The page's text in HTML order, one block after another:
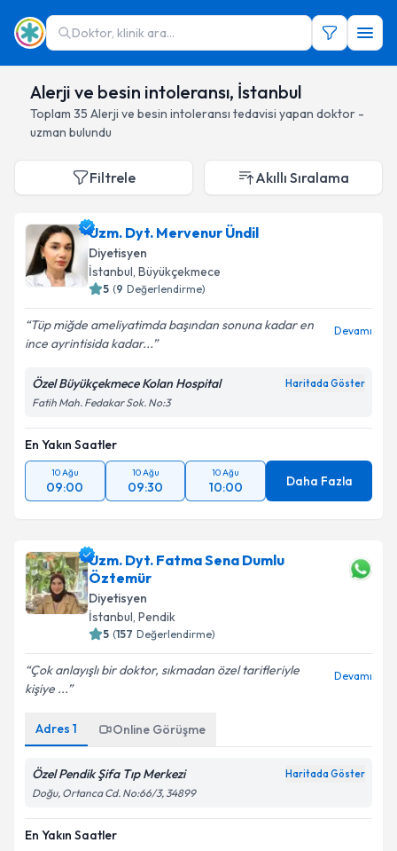
Doktor, klinik ara...
Alerji ve besin intoleransı, İstanbul
Toplam 35 Alerji ve besin intoleransı tedavisi yapan doktor -
uzman bulundu
Filtrele Akıllı Sıralama
Uzm. Dyt. Mervenur Ündil
Diyetisyen
İstanbul, Büyükçekmece
5 (9 Değerlendirme)
Tüp miğde ameliyatimda başından sonuna kadar en
ince ayrintisida kadar...
Devamı
Özel Büyükçekmece Kolan Hospital Haritada Göster
Fatih Mah. Fedakar Sok. No:3
En Yakın Saatler
10 Ağu
09:00
10 Ağu
09:30
10 Ağu
10:00 Daha Fazla
Uzm. Dyt. Fatma Sena Dumlu
Öztemür
Diyetisyen
İstanbul, Pendik
5 (157 Değerlendirme)
Çok anlayışlı bir doktor, sıkmadan özel tarifleriyle
kişiye ...
Devamı
Adres 1 Online Görüşme
Özel Pendik Şifa Tıp Merkezi Haritada Göster
Doğu, Ortanca Cd. No:66/3, 34899
En Yakın Saatler